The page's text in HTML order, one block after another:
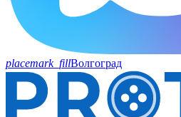
placemark_fillВолгоград